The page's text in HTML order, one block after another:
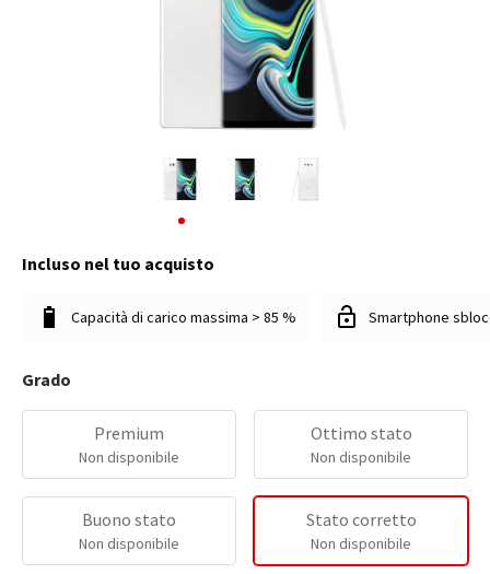
Incluso nel tuo acquisto
Capacità di carico massima > 85 % Smartphone
Grado
Premium
Non disponibile
Ottimo stato
Non disponibile
Buono stato
Non disponibile
Stato corretto
Non disponibile